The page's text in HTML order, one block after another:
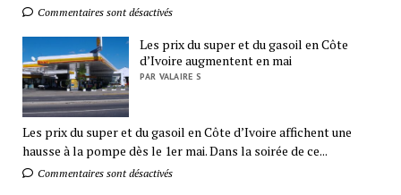
Commentaires sont désactivés
Les prix du super et du gasoil en Côte
d’Ivoire augmentent en mai
PAR VALAIRE S
Les prix du super et du gasoil en Côte d’Ivoire affichent une
hausse à la pompe dès le 1er mai. Dans la soirée de ce...
Commentaires sont désactivés